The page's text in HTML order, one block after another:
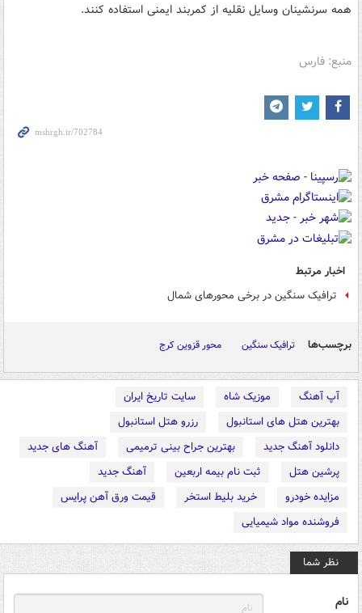
همه سرنشینان وسایل‌ نقلیه از کمربند ایمنی استفاده کنند.
منبع: فارس
اخبار مرتبط
ترافیک ‌سنگین در برخی محورهای شمال
برچسب‌ها ترافیک سنگین محور قزوین کرج
آپ آهنگ موزیک شاه
سایت تاریخ ایران
بهترین هتل های استانبول
رزرو هتل استانبول
دانلود آهنگ جدید
بهترین جراح بینی ترمیمی
آهنگ های جدید
پرشین هتل
ثبت نام بیمه اربعین
آهنگ جدید
مزایده خودرو
خرید بلیط استخر
قیمت ورق آهن پرایس
فروشنده مواد شیمیایی
نظر شما
نام